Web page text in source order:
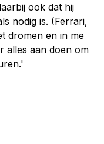
ook dat hij
nodig is. (Ferrari,
dromen en in me
alles aan doen om